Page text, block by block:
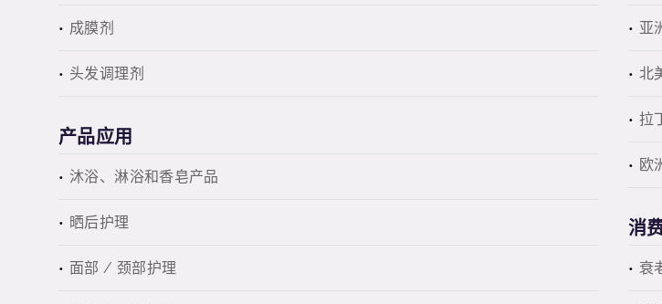
成膜剂
头发调理剂
亚
北
拉
欧
产品应用
沐浴、淋浴和香皂产品
晒后护理
面部 / 颈部护理
消
衰